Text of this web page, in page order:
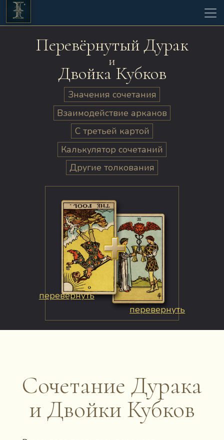
Перевёрнутый Дурак
и
Двойка Кубков
Значения сочетания
Взаимодействие арканов
С третьей картой
Калькулятор сочетаний
Другие толкования
перевернуть
перевернуть
Сочетание Дурака
и Двойки Кубков